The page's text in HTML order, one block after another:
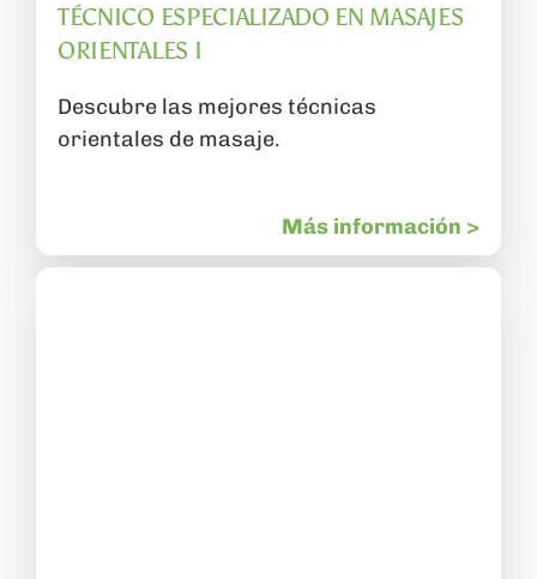
TÉCNICO ESPECIALIZADO EN MASAJES
ORIENTALES I
Descubre las mejores técnicas
orientales de masaje.
Más información >